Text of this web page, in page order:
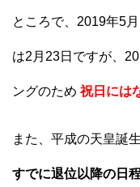
ところで、2019年5
は2月23日ですが、
ングのため 祝日には
また、平成の天皇誕
すでに退位以降の日